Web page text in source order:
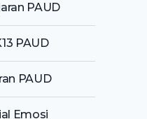
PAUD
PAUD
PAUD
Emosi